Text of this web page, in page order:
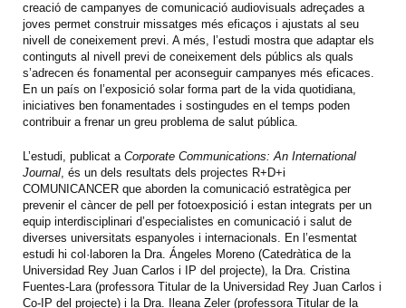
creació de campanyes de comunicació audiovisuals adreçades a
joves permet construir missatges més eficaços i ajustats al seu
nivell de coneixement previ. A més, l’estudi mostra que adaptar els
continguts al nivell previ de coneixement dels públics als quals
s’adrecen és fonamental per aconseguir campanyes més eficaces.
En un país on l’exposició solar forma part de la vida quotidiana,
iniciatives ben fonamentades i sostingudes en el temps poden
contribuir a frenar un greu problema de salut pública.
L’estudi, publicat a Corporate Communications: An International
Journal, és un dels resultats dels projectes R+D+i
COMUNICANCER que aborden la comunicació estratègica per
prevenir el càncer de pell per fotoexposició i estan integrats per un
equip interdisciplinari d’especialistes en comunicació i salut de
diverses universitats espanyoles i internacionals. En l’esmentat
estudi hi col·laboren la Dra. Ángeles Moreno (Catedràtica de la
Universidad Rey Juan Carlos i IP del projecte), la Dra. Cristina
Fuentes-Lara (professora Titular de la Universidad Rey Juan Carlos i
Co-IP del projecte) i la Dra. Ileana Zeler (professora Titular de la